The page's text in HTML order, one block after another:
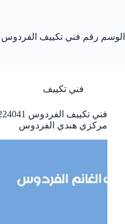
الوسم رقم فني تكييف الفردوس
فني تكييف
مركزي هندي الفردوس